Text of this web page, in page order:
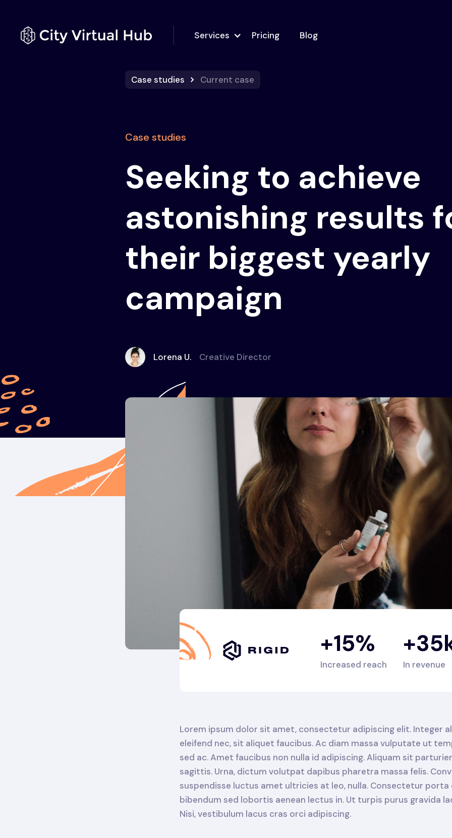
Services Pricing Blog
Case studies Current case
Case studies
Seeking to achieve
astonishing results
their biggest yearly
campaign
Lorena U. Creative Director
+15%
Increased reach In revenue
Lorem ipsum dolor sit amet, consectetur adipiscing elit. Integer
eleifend nec, sit aliquet faucibus. Ac diam massa vulputate ut
sed ac. Amet faucibus non nulla id adipiscing. Aliquam sit
sagittis. Urna, dictum volutpat dapibus pharetra massa felis.
suspendisse luctus amet ultricies at leo, nulla. Consectetur
bibendum sed lobortis aenean lectus in. Ut turpis purus gravida
Nisi, vestibulum lacus cras orci adipiscing.